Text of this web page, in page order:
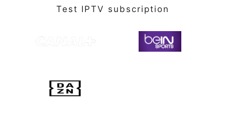
Test IPTV subscription